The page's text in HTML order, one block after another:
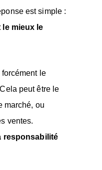
est simple :
le mieux le
forcément le
peut être le
marché, ou
ventes.
responsabilité